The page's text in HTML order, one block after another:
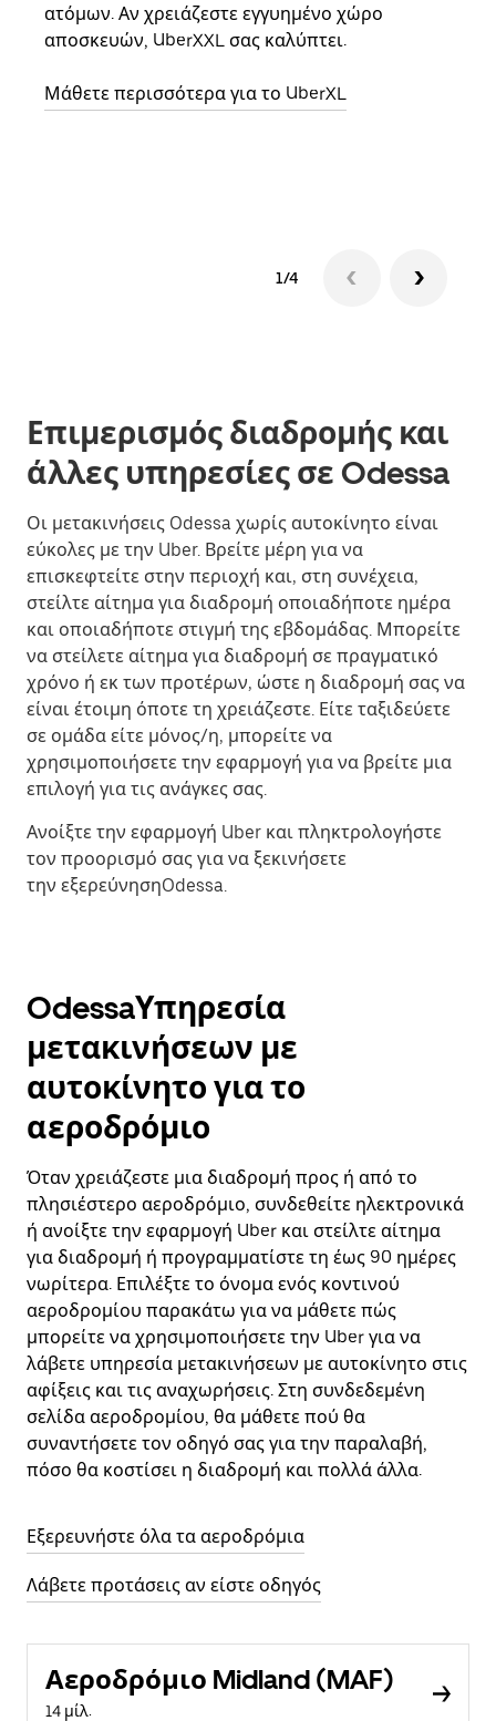
ατόμων. Αν χρειάζεστε εγγυημένο χώρο
αποσκευών, UberXXL σας καλύπτει.
Μάθετε περισσότερα για το UberXL
1/4
Επιμερισμός διαδρομής και
άλλες υπηρεσίες σε Odessa
Οι μετακινήσεις Odessa χωρίς αυτοκίνητο είναι
εύκολες με την Uber. Βρείτε μέρη για να
επισκεφτείτε στην περιοχή και, στη συνέχεια,
στείλτε αίτημα για διαδρομή οποιαδήποτε ημέρα
και οποιαδήποτε στιγμή της εβδομάδας. Μπορείτε
να στείλετε αίτημα για διαδρομή σε πραγματικό
χρόνο ή εκ των προτέρων, ώστε η διαδρομή σας να
είναι έτοιμη όποτε τη χρειάζεστε. Είτε ταξιδεύετε
σε ομάδα είτε μόνος/η, μπορείτε να
χρησιμοποιήσετε την εφαρμογή για να βρείτε μια
επιλογή για τις ανάγκες σας.
Ανοίξτε την εφαρμογή Uber και πληκτρολογήστε
τον προορισμό σας για να ξεκινήσετε
την εξερεύνησηOdessa.
OdessaΥπηρεσία
μετακινήσεων με
αυτοκίνητο για το
αεροδρόμιο
Όταν χρειάζεστε μια διαδρομή προς ή από το
πλησιέστερο αεροδρόμιο, συνδεθείτε ηλεκτρονικά
ή ανοίξτε την εφαρμογή Uber και στείλτε αίτημα
για διαδρομή ή προγραμματίστε τη έως 90 ημέρες
νωρίτερα. Επιλέξτε το όνομα ενός κοντινού
αεροδρομίου παρακάτω για να μάθετε πώς
μπορείτε να χρησιμοποιήσετε την Uber για να
λάβετε υπηρεσία μετακινήσεων με αυτοκίνητο στις
αφίξεις και τις αναχωρήσεις. Στη συνδεδεμένη
σελίδα αεροδρομίου, θα μάθετε πού θα
συναντήσετε τον οδηγό σας για την παραλαβή,
πόσο θα κοστίσει η διαδρομή και πολλά άλλα.
Εξερευνήστε όλα τα αεροδρόμια
Λάβετε προτάσεις αν είστε οδηγός
Αεροδρόμιο Midland (MAF)
14 μίλ.